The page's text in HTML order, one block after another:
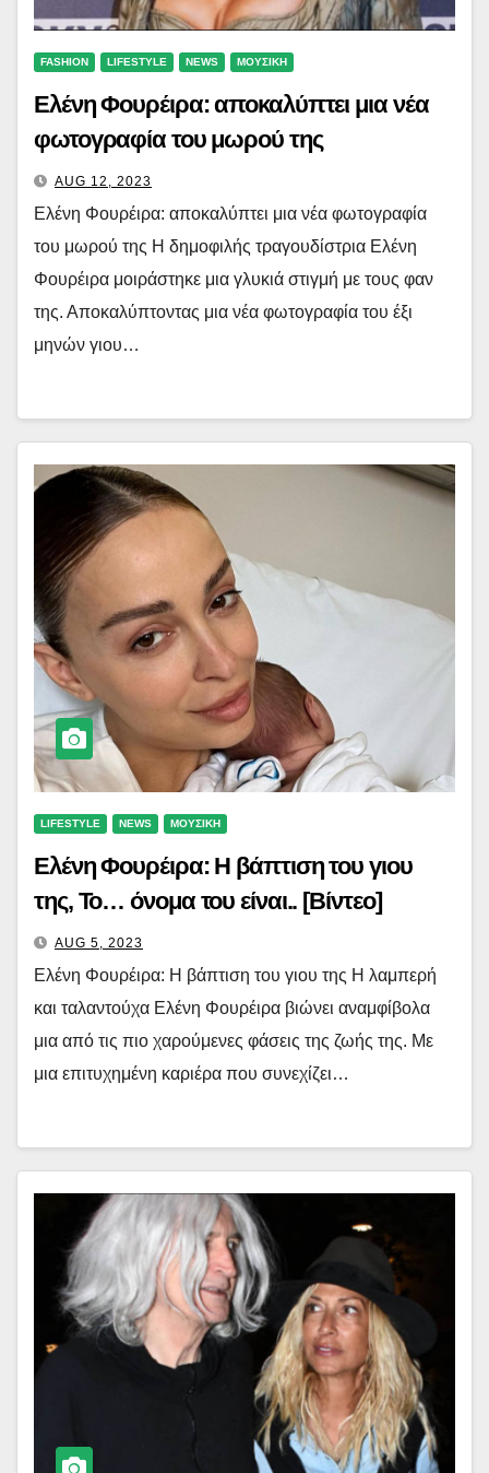
FASHION LIFESTYLE NEWS ΜΟΥΣΙΚΗ
Ελένη Φουρέιρα: αποκαλύπτει μια νέα
φωτογραφία του μωρού της
AUG 12, 2023
Ελένη Φουρέιρα: αποκαλύπτει μια νέα φωτογραφία
του μωρού της Η δημοφιλής τραγουδίστρια Ελένη
Φουρέιρα μοιράστηκε μια γλυκιά στιγμή με τους φαν
της. Αποκαλύπτοντας μια νέα φωτογραφία του έξι
μηνών γιου…
LIFESTYLE NEWS ΜΟΥΣΙΚΗ
Ελένη Φουρέιρα: Η βάπτιση του γιου
της, Το… όνομα του είναι.. [Βίντεο]
AUG 5, 2023
Ελένη Φουρέιρα: Η βάπτιση του γιου της Η λαμπερή
και ταλαντούχα Ελένη Φουρέιρα βιώνει αναμφίβολα
μια από τις πιο χαρούμενες φάσεις της ζωής της. Με
μια επιτυχημένη καριέρα που συνεχίζει…